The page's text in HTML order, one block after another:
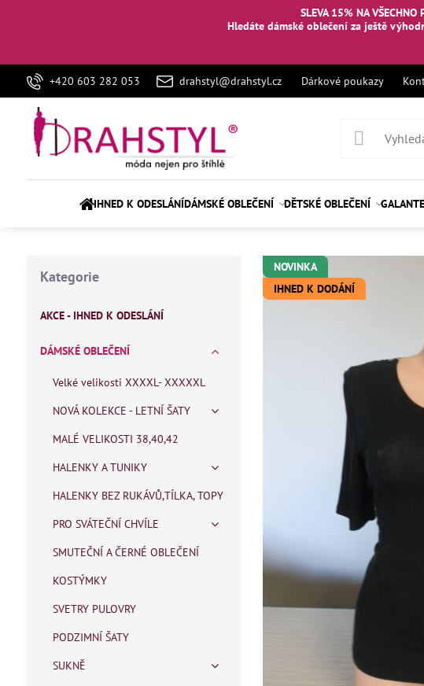
SLEVA 15% NA
Hledáte dámské oblečení za ještě
+420 603 282 053 drahstyl@drahstyl.cz Dárkové poukazy
IHNED K ODESLÁNÍDÁMSKÉ OBLEČENÍ DĚTSKÉ OBLEČENÍ
NOVINKA
IHNED K DODÁNÍ
Kategorie
AKCE - IHNED K ODESLÁNÍ
DÁMSKÉ OBLEČENÍ
Velké velikosti XXXXL- XXXXXL
NOVÁ KOLEKCE - LETNÍ ŠATY
MALÉ VELIKOSTI 38,40,42
HALENKY A TUNIKY
HALENKY BEZ RUKÁVŮ,TÍLKA, TOPY
PRO SVÁTEČNÍ CHVÍLE
SMUTEČNÍ A ČERNÉ OBLEČENÍ
KOSTÝMKY
SVETRY PULOVRY
PODZIMNÍ ŠATY
SUKNĚ